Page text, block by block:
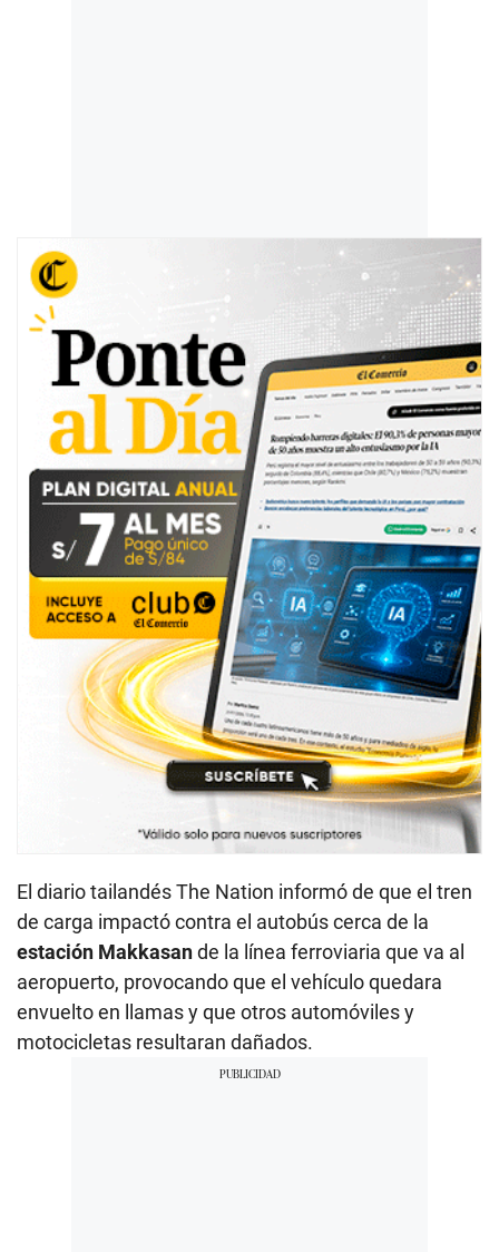
El diario tailandés The Nation informó de que el tren
de carga impactó contra el autobús cerca de la
estación Makkasande la línea ferroviaria que va al
aeropuerto, provocando que el vehículo quedara
envuelto en llamas y que otros automóviles y
motocicletas resultaran dañados.